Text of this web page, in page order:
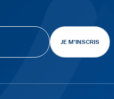
JE M'INSCRIS